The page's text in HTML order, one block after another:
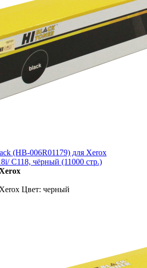
(HB-006R01179) для Xerox
C118, чёрный (11000 стр.)
Цвет: черный